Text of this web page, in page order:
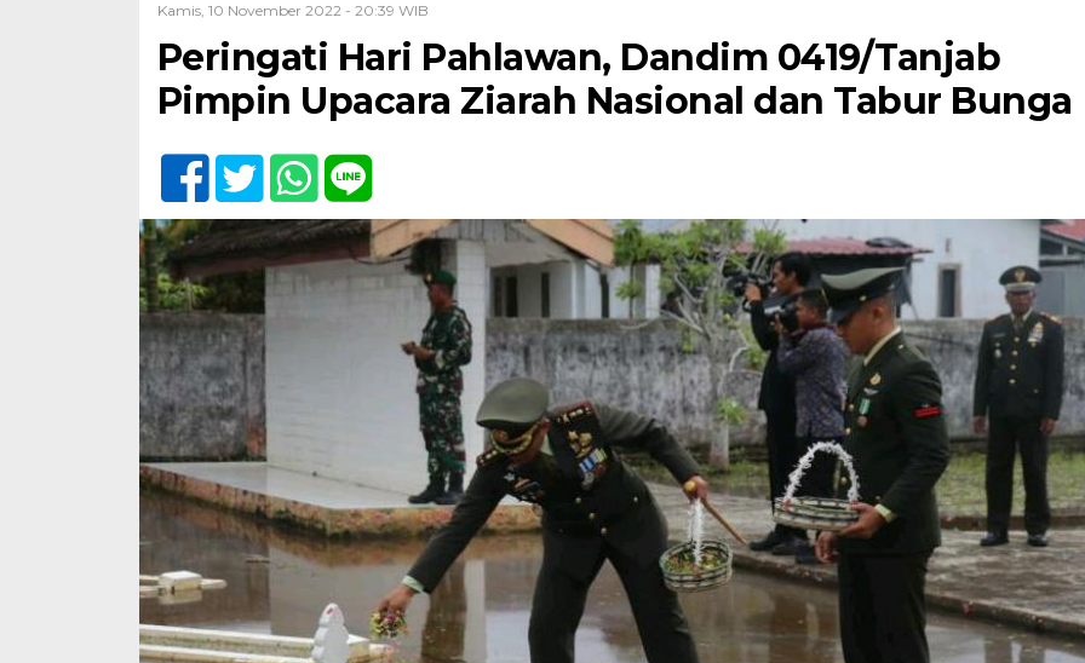
Kamis, 10 November 2022 - 20:39 WIB
Peringati Hari Pahlawan, Dandim 0419/Tanjab
Pimpin Upacara Ziarah Nasional dan Tabur Bunga